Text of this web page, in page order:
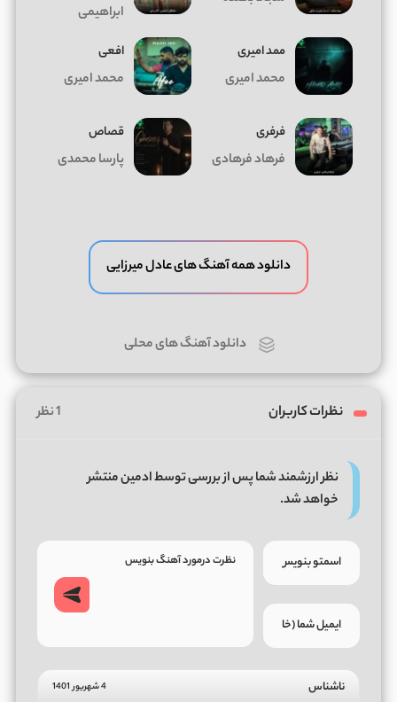
ابراهیمی
ممد امیری
محمد امیری
افعی
محمد امیری
فرفری
فرهاد فرهادی
قصاص
پارسا محمدی
دانلود همه آهنگ های عادل میرزایی
دانلود آهنگ های محلی
نظرات کاربران 1 نظر
نظر ارزشمند شما پس از بررسی توسط ادمین منتشر
خواهد شد.
ناشناس 4 شهریور 1401